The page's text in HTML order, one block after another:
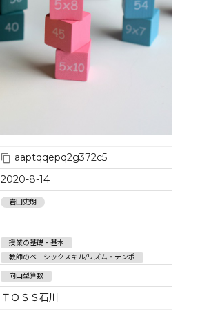
aaptqqepq2g372c5
2020-8-14
岩田史朗
授業の基礎・基本
教師のベーシックスキル/リズム・テンポ
向山型算数
ＴＯＳＳ石川